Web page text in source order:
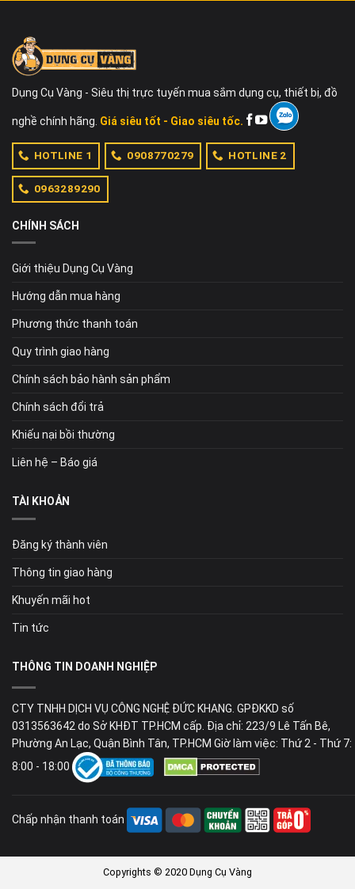
Dụng Cụ Vàng - Siêu thị trực tuyến mua sắm dụng cụ, thiết bị, đồ
nghề chính hãng. Giá siêu tốt - Giao siêu tốc.
HOTLINE 1 0908770279 HOTLINE 2
0963289290
CHÍNH SÁCH
Giới thiệu Dụng Cụ Vàng
Hướng dẫn mua hàng
Phương thức thanh toán
Quy trình giao hàng
Chính sách bảo hành sản phẩm
Chính sách đổi trả
Khiếu nại bồi thường
Liên hệ – Báo giá
TÀI KHOẢN
Đăng ký thành viên
Thông tin giao hàng
Khuyến mãi hot
Tin tức
THÔNG TIN DOANH NGHIỆP
CTY TNHH DỊCH VỤ CÔNG NGHỆ ĐỨC KHANG. GPĐKKD số
0313563642 do Sở KHĐT TP.HCM cấp. Địa chỉ: 223/9 Lê Tấn Bê,
Phường An Lạc, Quận Bình Tân, TP.HCM Giờ làm việc: Thứ 2 - Thứ 7:
8:00 - 18:00
Chấp nhận thanh toán
Copyrights © 2020 Dụng Cụ Vàng